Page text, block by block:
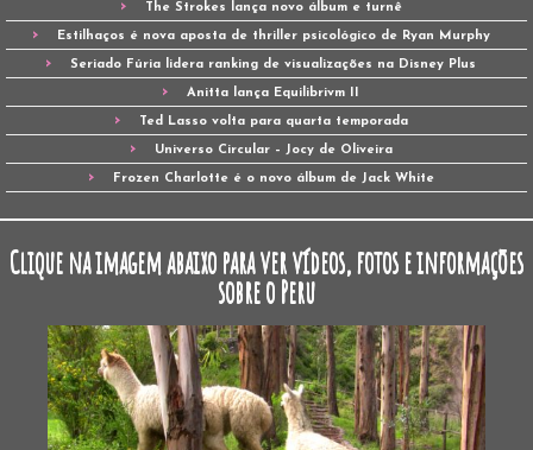
The Strokes lança novo álbum e turnê
Estilhaços é nova aposta de thriller psicológico de Ryan Murphy
Seriado Fúria lidera ranking de visualizações na Disney Plus
Anitta lança Equilibrivm II
Ted Lasso volta para quarta temporada
Universo Circular – Jocy de Oliveira
Frozen Charlotte é o novo álbum de Jack White
Clique na imagem abaixo para ver vídeos, fotos e informações
sobre o Peru